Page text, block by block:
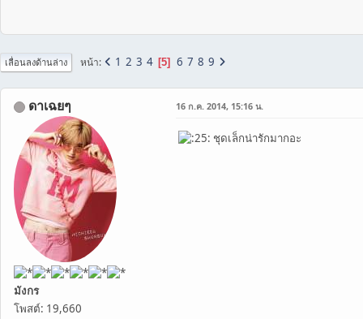
เลื่อนลงด้านล่าง หน้า 1 2 3 4 5 6 7 8 9
ดาเฉยๆ
มังกร
โพสต์: 19,660
16 ก.ค. 2014, 15:16 น.
ชุดเล็กน่ารักมากอะ